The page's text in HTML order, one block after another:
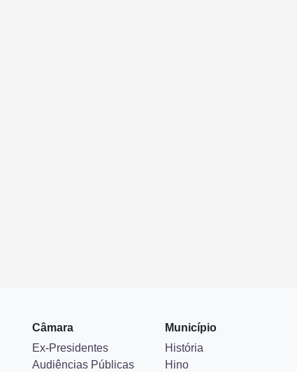
Câmara
Ex-Presidentes
Audiências Públicas
Município
História
Hino